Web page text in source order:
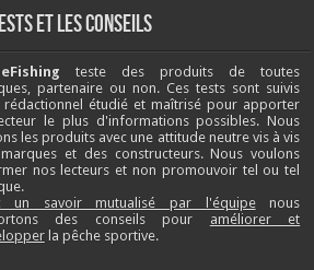
et les conseils
teste des produits de toutes
partenaire ou non. Ces tests sont suivis
rédactionnel étudié et maîtrisé pour apporter
le plus d'informations possibles. Nous
les produits avec une attitude neutre vis à vis
et des constructeurs. Nous voulons
nos lecteurs et non promouvoir tel ou tel
un savoir mutualisé par l'équipenous
des conseils pour améliorer et
la pêche sportive.